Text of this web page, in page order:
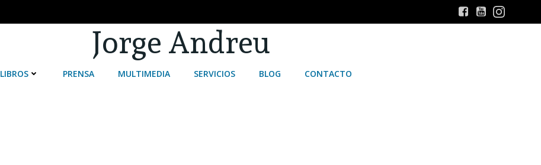
Jorge Andreu
LIBROS PRENSA MULTIMEDIA SERVICIOS BLOG CONTACTO